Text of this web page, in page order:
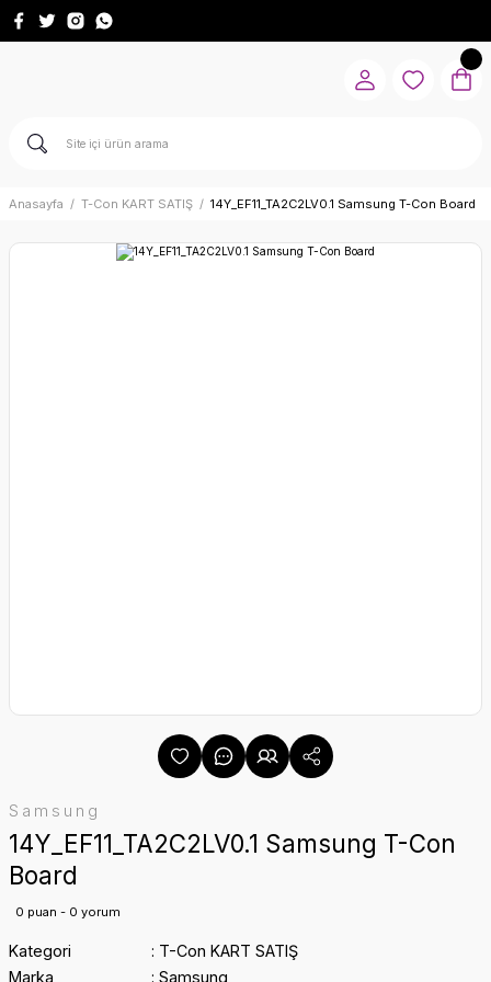
Anasayfa T-Con KART SATIŞ 14Y_EF11_TA2C2LV0.1 Samsung T-Con Board
Samsung
14Y_EF11_TA2C2LV0.1 Samsung T-Con
Board
0 puan - 0 yorum
Kategori
T-Con KART SATIŞ
Marka
Samsung